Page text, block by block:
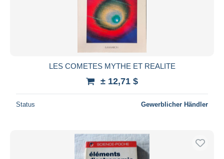
LES COMETES MYTHE ET REALITE
± 12,71 $
Status Gewerblicher Händler